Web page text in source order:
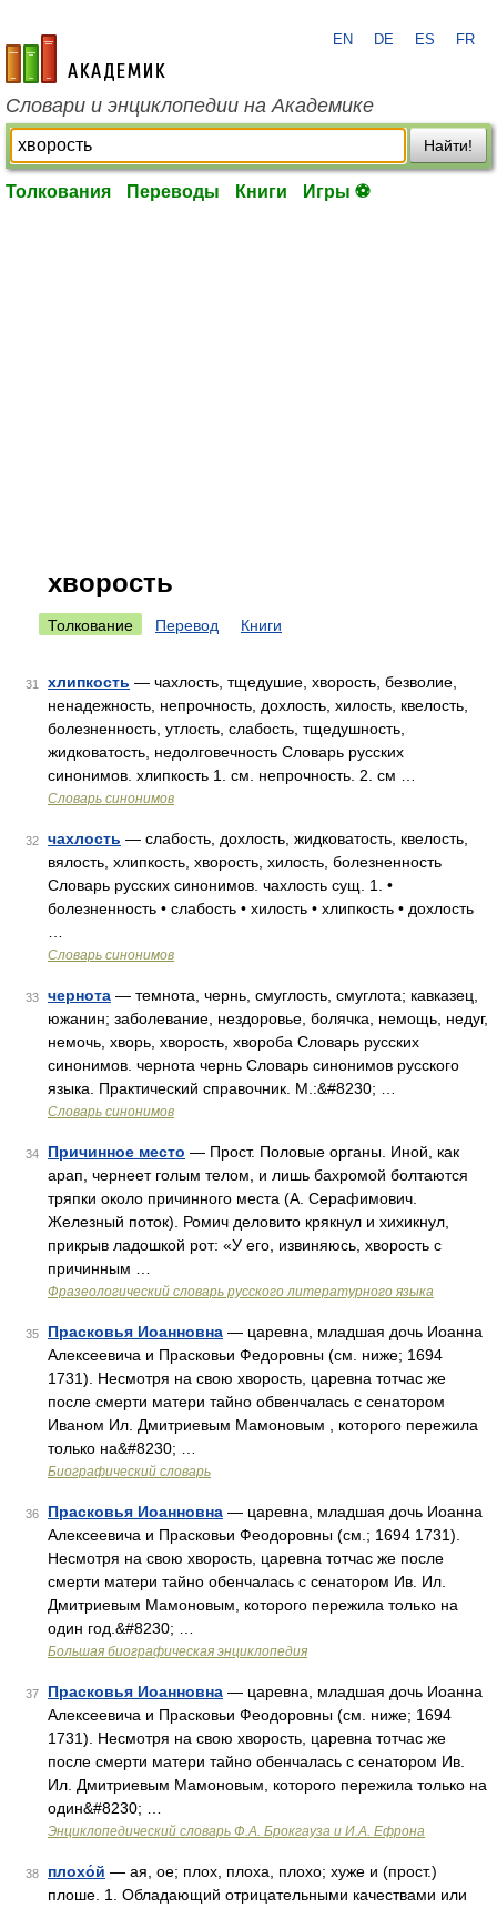
academic.ru
EN DE ES FR
Словари и энциклопедии на Академике
Найти!
Толкования Переводы Книги Игры ⚽
хворость
Толкование Перевод Книги
31 хлипкость — чахлость, тщедушие, хворость, безволие,
ненадежность, непрочность, дохлость, хилость, квелость,
болезненность, утлость, слабость, тщедушность,
жидковатость, недолговечность Словарь русских
синонимов. хлипкость 1. см. непрочность. 2. см …
Словарь синонимов
32 чахлость — слабость, дохлость, жидковатость, квелость,
вялость, хлипкость, хворость, хилость, болезненность
Словарь русских синонимов. чахлость сущ. 1. •
болезненность • слабость • хилость • хлипкость • дохлость
Словарь синонимов
33 чернота — темнота, чернь, смуглость, смуглота; кавказец,
южанин; заболевание, нездоровье, болячка, немощь, недуг,
немочь, хворь, хворость, хвороба Словарь русских
синонимов. чернота чернь Словарь синонимов русского
языка. Практический справочник. М.:&#8230; …
Словарь синонимов
34 Причинное место — Прост. Половые органы. Иной, как
арап, чернеет голым телом, и лишь бахромой болтаются
тряпки около причинного места (А. Серафимович.
Железный поток). Ромич деловито крякнул и хихикнул,
прикрыв ладошкой рот: «У его, извиняюсь, хворость с
причинным …
Фразеологический словарь русского литературного языка
35 Прасковья Иоанновна — царевна, младшая дочь Иоанна
Алексеевича и Прасковьи Федоровны (см. ниже; 1694
1731). Несмотря на свою хворость, царевна тотчас же
после смерти матери тайно обвенчалась с сенатором
Иваном Ил. Дмитриевым Мамоновым , которого пережила
только на&#8230; …
Биографический словарь
36 Прасковья Иоанновна — царевна, младшая дочь Иоанна
Алексеевича и Прасковьи Феодоровны (см.; 1694 1731).
Несмотря на свою хворость, царевна тотчас же после
смерти матери тайно обенчалась с сенатором Ив. Ил.
Дмитриевым Мамоновым, которого пережила только на
один год.&#8230; …
Большая биографическая энциклопедия
37 Прасковья Иоанновна — царевна, младшая дочь Иоанна
Алексеевича и Прасковьи Феодоровны (см. ниже; 1694
1731). Несмотря на свою хворость, царевна тотчас же
после смерти матери тайно обенчалась с сенатором Ив.
Ил. Дмитриевым Мамоновым, которого пережила только на
один&#8230; …
Энциклопедический словарь Ф.А. Брокгауза и И.А. Ефрона
38 плохо́й — ая, ое; плох, плоха, плохо; хуже и (прост.)
плоше. 1. Обладающий отрицательными качествами или